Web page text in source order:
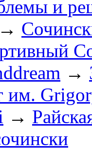
и
→
→
им.
→